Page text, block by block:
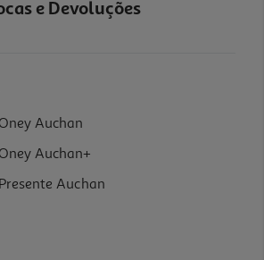
e Devoluções
Auchan
Auchan+
Auchan